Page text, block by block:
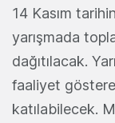
14 Kasım
yarışmada
dağıtılacak.
faaliyet
katılabilecek.